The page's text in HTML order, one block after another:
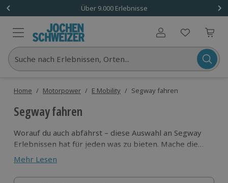
Über 9.000 Erlebnisse
Benutzerkonto
Suche nach Erlebnissen, Orten...
Home / Motorpower / E Mobility / Segway fahren
Segway fahren
Worauf du auch abfährst – diese Auswahl an Segway
Erlebnissen hat für jeden was zu bieten. Mache die
Stadtführung mit dem Segway zur einmaligen
Erfahrung, meistere beim Segway offroad fahren
anspruchsvolle Hindernisse oder genieße die Natur
Mehr Lesen